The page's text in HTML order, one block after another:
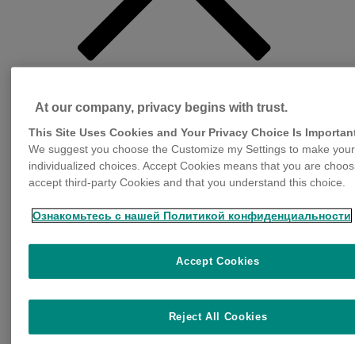
Productos para perros
Bravecto® 365: 1 inyección, 1 año de
Bravecto® Masticable: tabletas fáciles de usar
Bravecto® 1M: 37 días de protección con 1
dosis
Bravecto® 1M Triple: protección contra
externos e internos
At our company, privacy begins with trust.
This Site Uses Cookies and Your Privacy Choice Is
We suggest you choose the Customize my Settings to make your
individualized choices. Accept Cookies means that you are
accept third-party Cookies and that you understand this choice.
Ознакомьтесь с нашей Политикой конфиденциальности
Reject All Cookies
Accept Cookies